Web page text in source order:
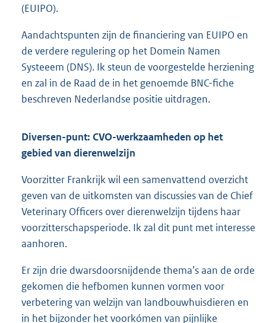
(EUIPO).
Aandachtspunten zijn de financiering van EUIPO en
de verdere regulering op het Domein Namen
Systeeem (DNS). Ik steun de voorgestelde herziening
en zal in de Raad de in het genoemde BNC-fiche
beschreven Nederlandse positie uitdragen.
Diversen-punt: CVO-werkzaamheden op het
gebied van dierenwelzijn
Voorzitter Frankrijk wil een samenvattend overzicht
geven van de uitkomsten van discussies van de Chief
Veterinary Officers over dierenwelzijn tijdens haar
voorzitterschapsperiode. Ik zal dit punt met interesse
aanhoren.
Er zijn drie dwarsdoorsnijdende thema’s aan de orde
gekomen die hefbomen kunnen vormen voor
verbetering van welzijn van landbouwhuisdieren en
in het bijzonder het voorkómen van pijnlijke